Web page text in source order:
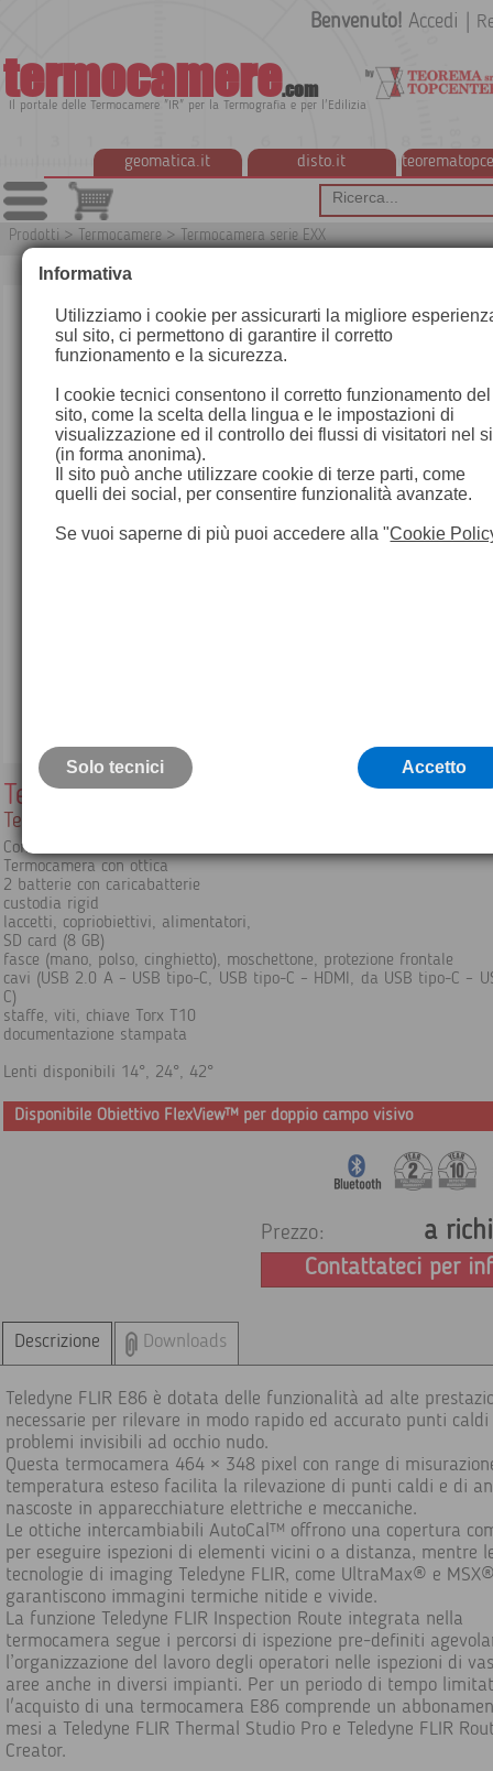
termocamere.com
Il portale delle Termocamere "IR" per la Termografia e per l'Edilizia
geomatica.it disto.it
Benvenuto! Accedi
Prodotti > Termocamere > Termocamera serie EXX
Termocamera Teledyne Flir E86
Termocamera Avanzata
Contenuto della confezione:
Termocamera con ottica
2 batterie con caricabatterie
custodia rigid
laccetti, copriobiettivi, alimentatori,
SD card (8 GB)
fasce (mano, polso, cinghietto), moschettone, protezione frontale
cavi (USB 2.0 A – USB tipo-C, USB tipo-C – HDMI, da USB tipo-C –
C)
staffe, viti, chiave Torx T10
documentazione stampata
Lenti disponibili 14°, 24°, 42°
Disponibile Obiettivo FlexView™ per doppio campo visivo
Prezzo: a
Contattateci per
Descrizione Downloads
Teledyne FLIR E86 è dotata delle funzionalità ad alte
necessarie per rilevare in modo rapido ed accurato punti caldi
problemi invisibili ad occhio nudo.
Questa termocamera 464 × 348 pixel con range di
temperatura esteso facilita la rilevazione di punti caldi e di
nascoste in apparecchiature elettriche e meccaniche.
Le ottiche intercambiabili AutoCal™ offrono una copertura
per eseguire ispezioni di elementi vicini o a distanza, mentre
tecnologie di imaging Teledyne FLIR, come UltraMax® e
garantiscono immagini termiche nitide e vivide.
La funzione Teledyne FLIR Inspection Route integrata nella
termocamera segue i percorsi di ispezione pre-definiti
l’organizzazione del lavoro degli operatori nelle ispezioni di
aree anche in diversi impianti. Per un periodo di tempo
l'acquisto di una termocamera E86 comprende un
mesi a Teledyne FLIR Thermal Studio Pro e Teledyne FLIR
Creator.
Informativa
Utilizziamo i cookie per assicurarti la migliore
sul sito, ci permettono di garantire il corretto
funzionamento e la sicurezza.
I cookie tecnici consentono il corretto funzionamento del
sito, come la scelta della lingua e le impostazioni di
visualizzazione ed il controllo dei flussi di visitatori nel
(in forma anonima).
Il sito può anche utilizzare cookie di terze parti, come
quelli dei social, per consentire funzionalità avanzate.
Se vuoi saperne di più puoi accedere alla "Cookie
Solo tecnici Accetto